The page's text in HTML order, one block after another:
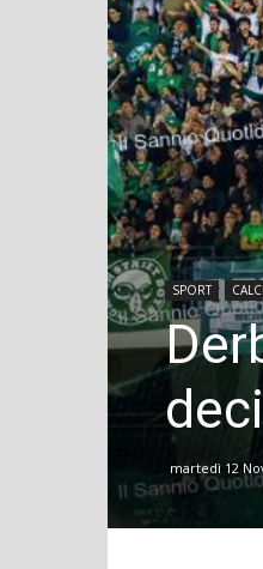
SPORT
martedì 12